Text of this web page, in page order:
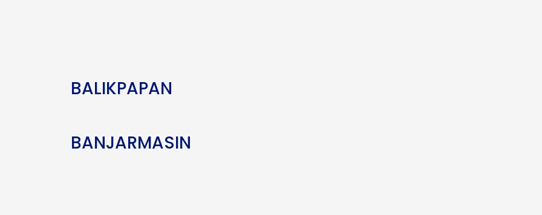
BALIKPAPAN
BANJARMASIN